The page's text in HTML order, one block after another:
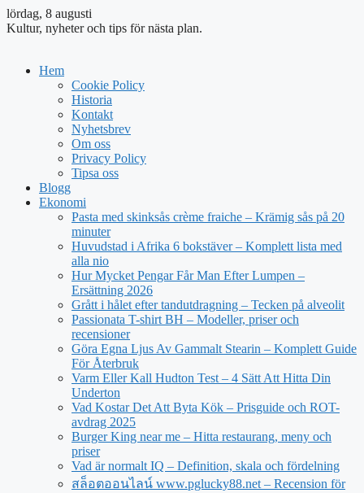
lördag, 8 augusti
Kultur, nyheter och tips för nästa plan.
Hem
Cookie Policy
Historia
Kontakt
Nyhetsbrev
Om oss
Privacy Policy
Tipsa oss
Blogg
Ekonomi
Pasta med skinksås crème fraiche – Krämig sås på 20
minuter
Huvudstad i Afrika 6 bokstäver – Komplett lista med
alla nio
Hur Mycket Pengar Får Man Efter Lumpen –
Ersättning 2026
Grått i hålet efter tandutdragning – Tecken på alveolit
Passionata T-shirt BH – Modeller, priser och
recensioner
Göra Egna Ljus Av Gammalt Stearin – Komplett Guide
För Återbruk
Varm Eller Kall Hudton Test – 4 Sätt Att Hitta Din
Underton
Vad Kostar Det Att Byta Kök – Prisguide och ROT-
avdrag 2025
Burger King near me – Hitta restaurang, meny och
priser
Vad är normalt IQ – Definition, skala och fördelning
สล็อตออนไลน์ www.pglucky88.net – Recension för